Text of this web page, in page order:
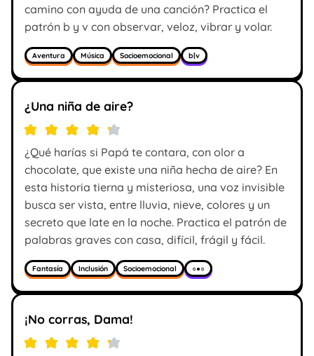
camino con ayuda de una canción? Practica el
patrón b y v con observar, veloz, vibrar y volar.
Aventura Música Socioemocional b|v
¿Una niña de aire?
¿Qué harías si Papá te contara, con olor a
chocolate, que existe una niña hecha de aire? En
esta historia tierna y misteriosa, una voz invisible
busca ser vista, entre lluvia, nieve, colores y un
secreto que late en la noche. Practica el patrón de
palabras graves con casa, difícil, frágil y fácil.
Fantasía Inclusión Socioemocional ○●○
¡No corras, Dama!